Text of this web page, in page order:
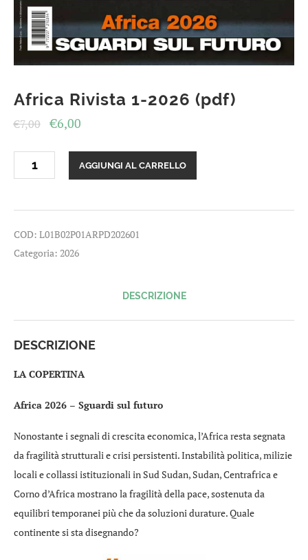
Africa Rivista 1-2026 (pdf)
€7,00 Il
originale
era:
€6,00
attuale
è:
Rivista
(pdf)
AGGIUNGI AL CARRELLO
COD: L01B02P01ARPD202601
Categoria: 2026
DESCRIZIONE
DESCRIZIONE
LA COPERTINA
Africa 2026 – Sguardi sul futuro
Nonostante i segnali di crescita economica, l’Africa resta segnata
da fragilità strutturali e crisi persistenti. Instabilità politica, milizie
locali e collassi istituzionali in Sud Sudan, Sudan, Centrafrica e
Corno d’Africa mostrano la fragilità della pace, sostenuta da
equilibri temporanei più che da soluzioni durature. Quale
continente si sta disegnando?